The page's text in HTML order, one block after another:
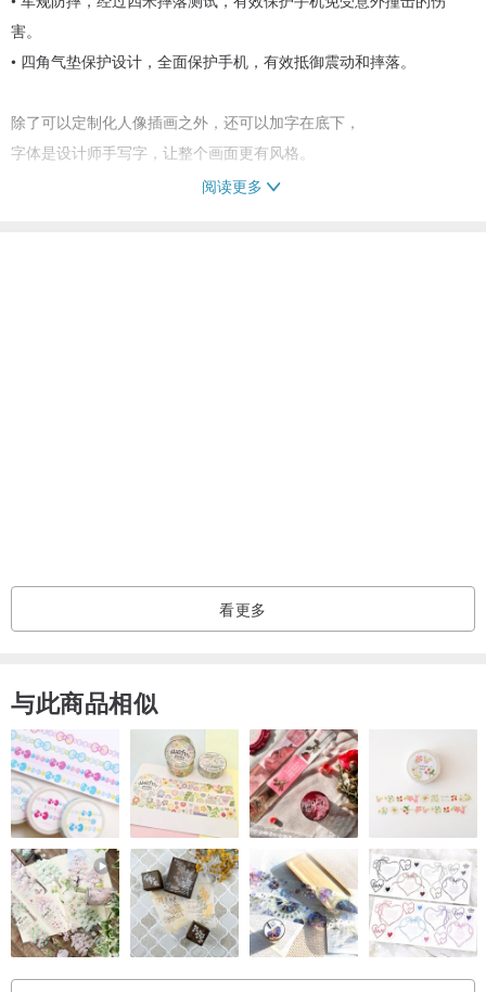
害。
• 四角气垫保护设计，全面保护手机，有效抵御震动和摔落。
除了可以定制化人像插画之外，还可以加字在底下，
字体是设计师手写字，让整个画面更有风格。
◍ 一律无法看稿或修改喔，能接受再下标。
◍ 3人以上或有其他需求请私讯告知，会依困难度进行报价。
◍ 画好的作品会放在网络上，若想要保密请提前告知。
◍ 作品版权为型爵所有，不得翻版或以其他方式作商业用途。
◍ 定制化商品：因客户需求而量身订做，制作后无法再售予他人，故
无法退换货
阅读更多
看更多
与此商品相似